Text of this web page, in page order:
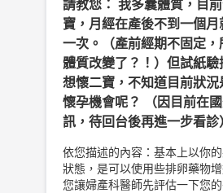
nthus.info/也可以打電話? 台北民權 +886255713333
楊梅怡仁 +886 3-4787733‬ 特約門診 ‭+886 2-
以上純係觀念交流，一切以醫師實
北民權 / 禾馨楊梅怡仁醫院 主
主治醫師 韓健明 醫師簡介 ►
請教您： 我多囊體質，目
寶，月經在產後不到一個
一次。（產前經期不固定
體質改變了？！）但試紙驗
想懷二寶，不知道目前狀
懷孕機會呢？ （因目前在
訊，待回台後再進一步看
依您描述的內容：基本上以你
狀態，是可以使用些排卵藥物
您讓婦產科醫師先評估一下您